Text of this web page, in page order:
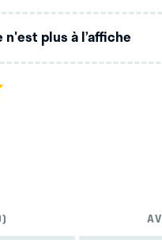
plus à l’affiche